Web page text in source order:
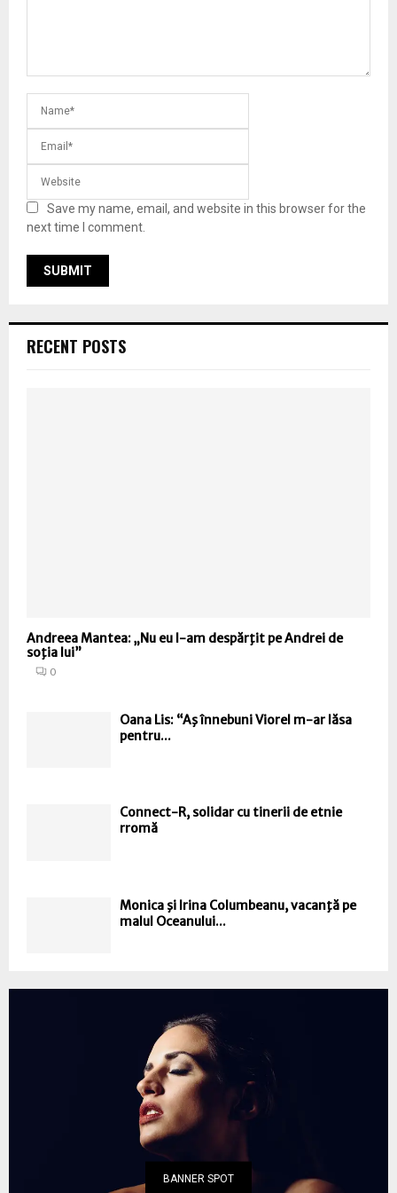
Save my name, email, and website in this browser for the
next time I comment.
RECENT POSTS
Andreea Mantea: „Nu eu l-am despărţit pe Andrei de
soţia lui”
0
Oana Lis: “Aş înnebuni Viorel m-ar lăsa
pentru...
Connect-R, solidar cu tinerii de etnie
rromă
Monica şi Irina Columbeanu, vacanţă pe
malul Oceanului...
BANNER SPOT